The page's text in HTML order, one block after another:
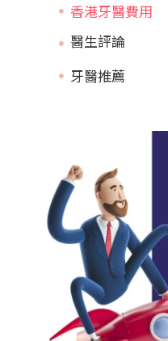
香港牙醫費用
牙醫推薦